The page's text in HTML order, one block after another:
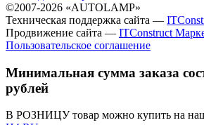
©2007-2026 «AUTOLAMP»
Техническая поддержка сайта —
Продвижение сайта — ITConstruct
Пользовательское соглашение
Минимальная сумма заказа
рублей
В РОЗНИЦУ товар можно купить на